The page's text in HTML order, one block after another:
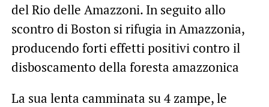
del Rio delle Amazzoni. In seguito allo
scontro di Boston si rifugia in Amazzonia,
producendo forti effetti positivi contro il
disboscamento della foresta amazzonica
La sua lenta camminata su 4 zampe, le